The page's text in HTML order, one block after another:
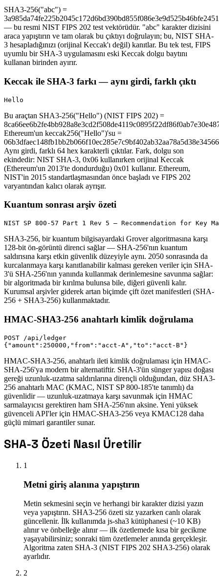
SHA3-256("abc") =
— bu resmi NIST FIPS 202 test vektörüdür. "abc" karakter dizisini
araca yapıştırın ve tam olarak bu çıktıyı doğrulayın; bu, NIST SHA-
3 hesapladığınızı (orijinal Keccak'ı değil) kanıtlar. Bu tek test, FIPS
uyumlu bir SHA-3 uygulamasını eski Keccak dolgu baytını
kullanan birinden ayırır.
Keccak ile SHA-3 farkı — aynı girdi, farklı çıktı
Hello
Bu araçtan SHA3-256("Hello") (NIST FIPS 202) =
Ethereum'un keccak256("Hello")'su =
Aynı girdi, farklı 64 hex karakterli çıktılar. Fark, dolgu son
ekindedir: NIST SHA-3, 0x06 kullanırken orijinal Keccak
(Ethereum'un 2013'te dondurduğu) 0x01 kullanır. Ethereum,
NIST'in 2015 standartlaşmasından önce başladı ve FIPS 202
varyantından kalıcı olarak ayrışır.
Kuantum sonrası arşiv özeti
NIST SP 800-57 Part 1 Rev 5 — Recommendation for Key
SHA3-256, bir kuantum bilgisayardaki Grover algoritmasına karşı
128-bit ön-görüntü direnci sağlar — SHA-256'nın kuantum
saldırısına karşı etkin güvenlik düzeyiyle aynı. 2050 sonrasında da
kurcalanmaya karşı kanıtlanabilir kalması gereken veriler için SHA-
3'ü SHA-256'nın yanında kullanmak derinlemesine savunma sağlar:
bir algoritmada bir kırılma bulunsa bile, diğeri güvenli kalır.
Kurumsal arşivler giderek artan biçimde çift özet manifestleri (SHA-
256 + SHA3-256) kullanmaktadır.
HMAC-SHA3-256 anahtarlı kimlik doğrulama
POST /api/ledger
{"amount":250000,"from":"acct-A","to":"acct-B"}
HMAC-SHA3-256, anahtarlı ileti kimlik doğrulaması için HMAC-
SHA-256'ya modern bir alternatiftir. SHA-3'ün sünger yapısı doğası
gereği uzunluk-uzatma saldırılarına dirençli olduğundan, düz SHA3-
256 anahtarlı MAC (KMAC, NIST SP 800-185'te tanımlı) da
güvenlidir — uzunluk-uzatmaya karşı savunmak için HMAC
sarmalayıcısı gerektiren ham SHA-256'nın aksine. Yeni yüksek
güvenceli API'ler için HMAC-SHA3-256 veya KMAC128 daha
güçlü mimari garantiler sunar.
SHA-3 Özeti Nasıl Üretilir
1
Metni giriş alanına yapıştırın
Metin sekmesini seçin ve herhangi bir karakter dizisi yazın
veya yapıştırın. SHA3-256 özeti siz yazarken canlı olarak
güncellenir. İlk kullanımda js-sha3 kütüphanesi (~10 KB)
alınır ve önbelleğe alınır — ilk özetlemede kısa bir gecikme
yaşayabilirsiniz; sonraki tüm özetlemeler anında gerçekleşir.
Algoritma zaten SHA-3 (NIST FIPS 202 SHA3-256) olarak
ayarlıdır.
2